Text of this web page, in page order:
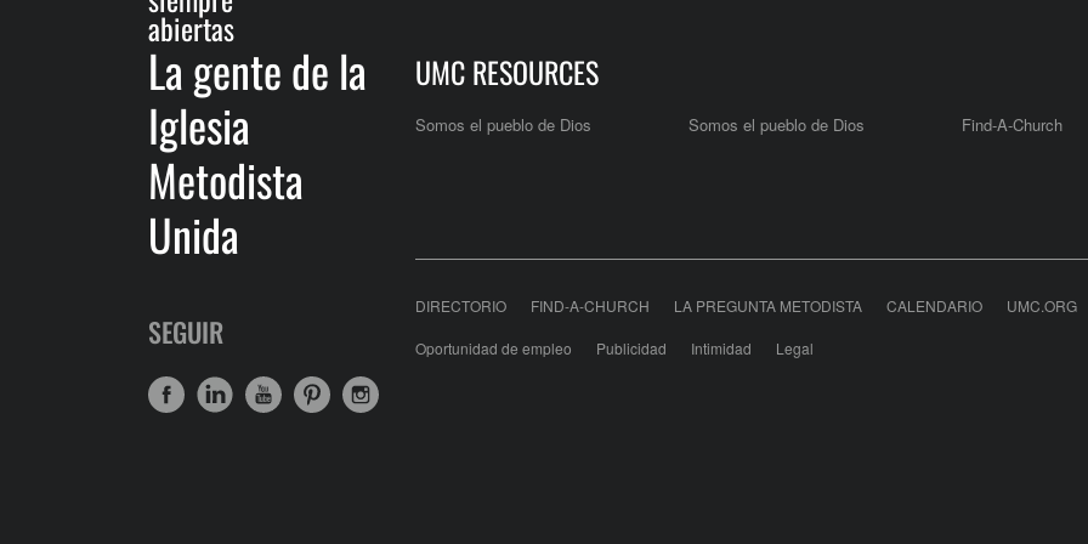
abiertas
La gente de la
Iglesia
Metodista
Unida
SEGUIR
UMC RESOURCES
Somos el pueblo de Dios Somos el pueblo de Dios Find-A-Church
DIRECTORIO FIND-A-CHURCH LA PREGUNTA METODISTA CALENDARIO UMC.ORG
Oportunidad de empleo Publicidad Intimidad Legal